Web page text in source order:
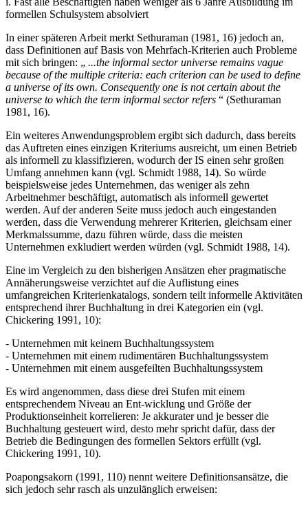
formellen Schulsystem absolviert
In einer späteren Arbeit merkt Sethuraman (1981, 16) jedoch an,
dass Definitionen auf Basis von Mehrfach-Kriterien auch Probleme
mit sich bringen: „ ...the informal sector universe remains vague
because of the multiple criteria: each criterion can be used to define
a universe of its own. Consequently one is not certain about the
universe to which the term informal sector refers “ (Sethuraman
1981, 16).
Ein weiteres Anwendungsproblem ergibt sich dadurch, dass bereits
das Auftreten eines einzigen Kriteriums ausreicht, um einen Betrieb
als informell zu klassifizieren, wodurch der IS einen sehr großen
Umfang annehmen kann (vgl. Schmidt 1988, 14). So würde
beispielsweise jedes Unternehmen, das weniger als zehn
Arbeitnehmer beschäftigt, automatisch als informell gewertet
werden. Auf der anderen Seite muss jedoch auch eingestanden
werden, dass die Verwendung mehrerer Kriterien, gleichsam einer
Merkmalssumme, dazu führen würde, dass die meisten
Unternehmen exkludiert werden würden (vgl. Schmidt 1988, 14).
Eine im Vergleich zu den bisherigen Ansätzen eher pragmatische
Annäherungsweise verzichtet auf die Auflistung eines
umfangreichen Kriterienkatalogs, sondern teilt informelle Aktivitäten
entsprechend ihrer Buchhaltung in drei Kategorien ein (vgl.
Chickering 1991, 10):
- Unternehmen mit keinem Buchhaltungssystem
- Unternehmen mit einem rudimentären Buchhaltungssystem
- Unternehmen mit einem ausgefeilten Buchhaltungssystem
Es wird angenommen, dass diese drei Stufen mit einem
entsprechendem Niveau an Ent-wicklung und Größe der
Produktionseinheit korrelieren: Je akkurater und je besser die
Buchhaltung gesteuert wird, desto mehr spricht dafür, dass der
Betrieb die Bedingungen des formellen Sektors erfüllt (vgl.
Chickering 1991, 10).
Poapongsakorn (1991, 110) nennt weitere Definitionsansätze, die
sich jedoch sehr rasch als unzulänglich erweisen: